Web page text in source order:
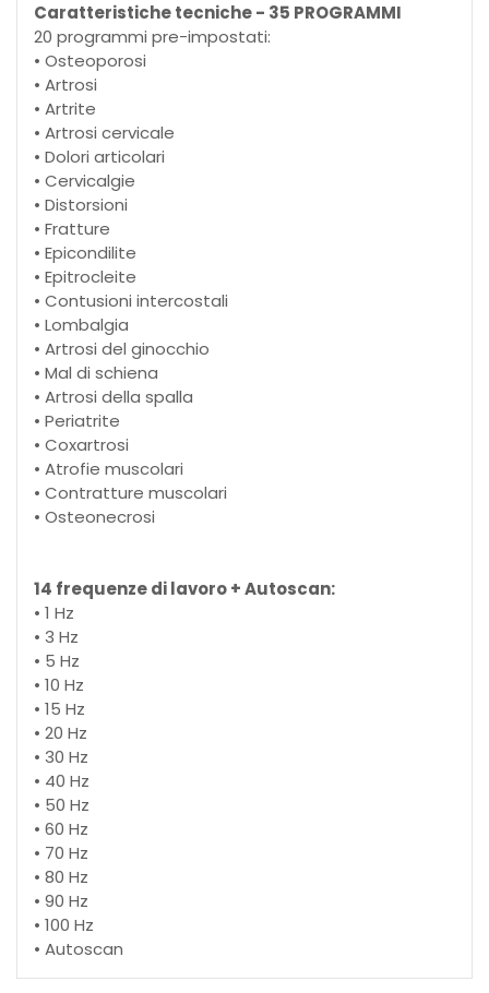
Caratteristiche tecniche - 35 PROGRAMMI
20 programmi pre-impostati:
• Osteoporosi
• Artrosi
• Artrite
• Artrosi cervicale
• Dolori articolari
• Cervicalgie
• Distorsioni
• Fratture
• Epicondilite
• Epitrocleite
• Contusioni intercostali
• Lombalgia
• Artrosi del ginocchio
• Mal di schiena
• Artrosi della spalla
• Periatrite
• Coxartrosi
• Atrofie muscolari
• Contratture muscolari
• Osteonecrosi
14 frequenze di lavoro + Autoscan:
• 1 Hz
• 3 Hz
• 5 Hz
• 10 Hz
• 15 Hz
• 20 Hz
• 30 Hz
• 40 Hz
• 50 Hz
• 60 Hz
• 70 Hz
• 80 Hz
• 90 Hz
• 100 Hz
• Autoscan